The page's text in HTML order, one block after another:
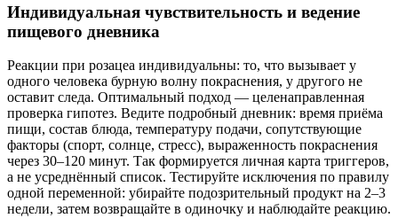
Индивидуальная чувствительность и ведение
пищевого дневника
Реакции при розацеа индивидуальны: то, что вызывает у
одного человека бурную волну покраснения, у другого не
оставит следа. Оптимальный подход — целенаправленная
проверка гипотез. Ведите подробный дневник: время приёма
пищи, состав блюда, температуру подачи, сопутствующие
факторы (спорт, солнце, стресс), выраженность покраснения
через 30–120 минут. Так формируется личная карта триггеров,
а не усреднённый список. Тестируйте исключения по правилу
одной переменной: убирайте подозрительный продукт на 2–3
недели, затем возвращайте в одиночку и наблюдайте реакцию.